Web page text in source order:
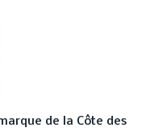
de la Côte des